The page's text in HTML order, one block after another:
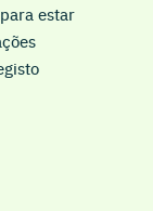
estar